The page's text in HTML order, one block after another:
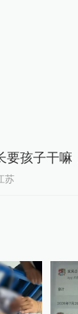
要孩子干嘛
苏